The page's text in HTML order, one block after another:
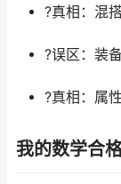
?真相：混
?误区：装
?真相：属
我的数学合